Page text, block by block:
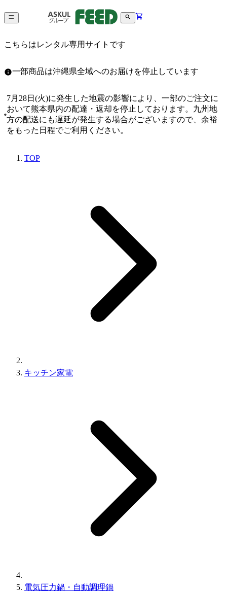
こちらはレンタル専用サイトです
一部商品は沖縄県全域へのお届けを停止しています
7月28日(火)に発生した地震の影響により、一部のご注文に
おいて熊本県内の配達・返却を停止しております。九州地
方の配送にも遅延が発生する場合がございますので、余裕
をもった日程でご利用ください。
TOP
キッチン家電
電気圧力鍋・自動調理鍋